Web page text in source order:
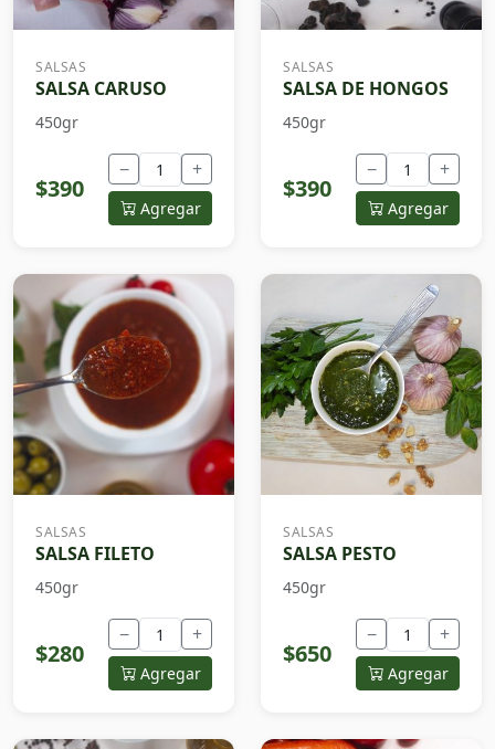
SALSAS
SALSA CARUSO
450gr
$390
− +
Agregar
SALSAS
SALSA DE HONGOS
450gr
$390
− +
Agregar
SALSAS
SALSA FILETO
450gr
$280
− +
Agregar
SALSAS
SALSA PESTO
450gr
$650
− +
Agregar